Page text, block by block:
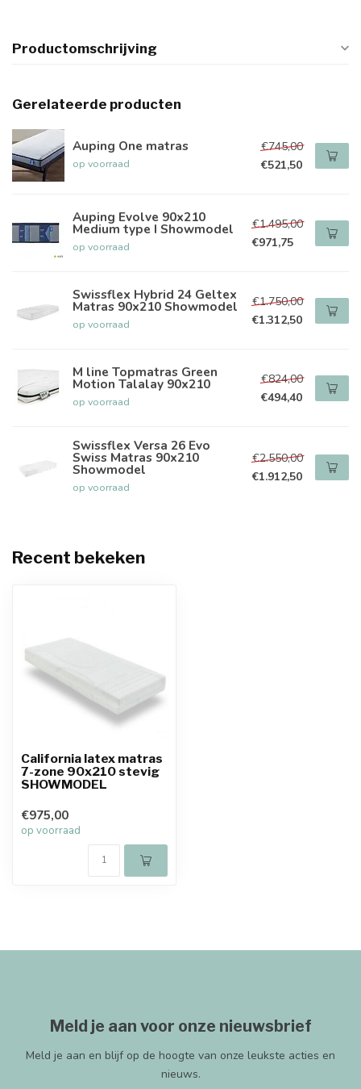
Productomschrijving
Gerelateerde producten
Auping One matras
op voorraad
€745,00
€521,50
Auping Evolve 90x210
Medium type I Showmodel
op voorraad
€1.495,00
€971,75
Swissflex Hybrid 24 Geltex
Matras 90x210 Showmodel
op voorraad
€1.750,00
€1.312,50
M line Topmatras Green
Motion Talalay 90x210
op voorraad
€824,00
€494,40
Swissflex Versa 26 Evo
Swiss Matras 90x210
Showmodel
op voorraad
€2.550,00
€1.912,50
Recent bekeken
California latex matras
7-zone 90x210 stevig
SHOWMODEL
€975,00
op voorraad
Meld je aan voor onze nieuwsbrief
Meld je aan en blijf op de hoogte van onze leukste acties en
nieuws.